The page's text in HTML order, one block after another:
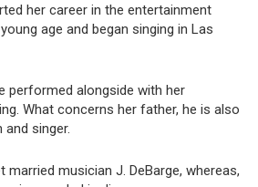
her career in the entertainment
age and began singing in Las
performed alongside with her
What concerns her father, he is also
singer.
musician J. DeBarge, whereas,